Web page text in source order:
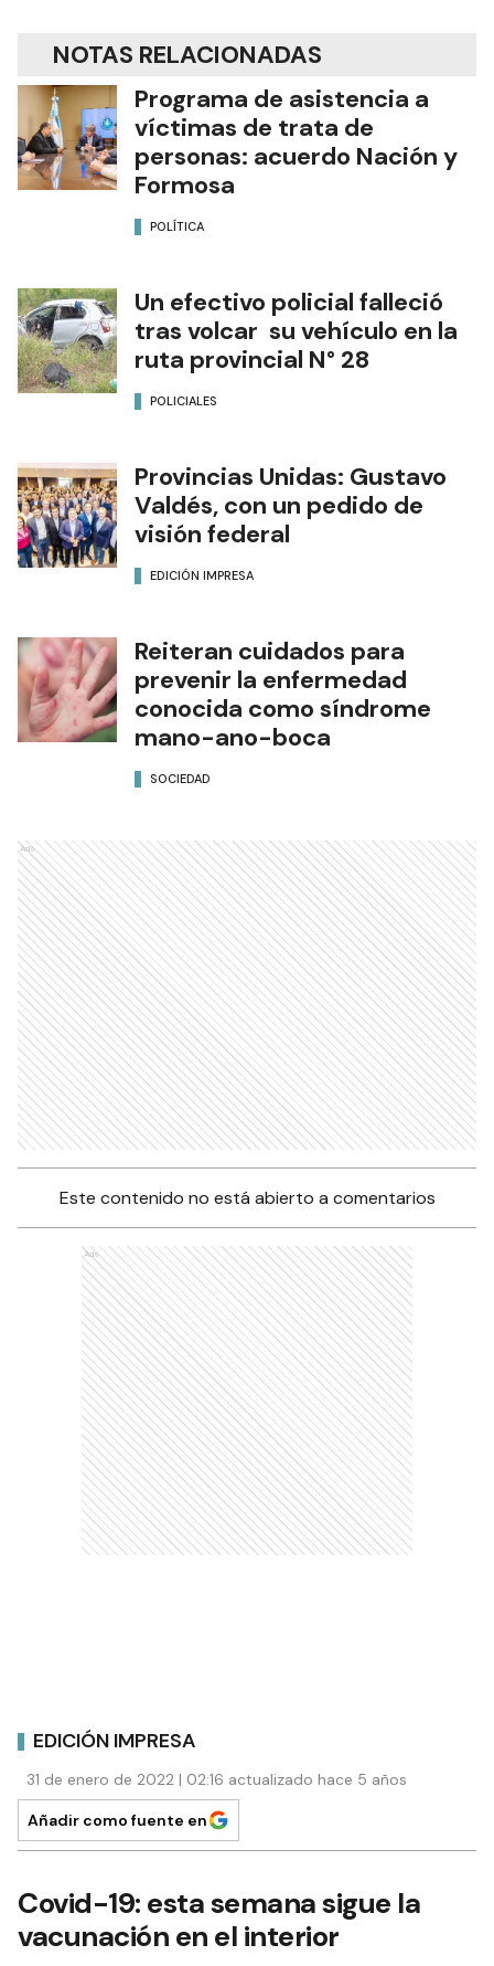
NOTAS RELACIONADAS
Programa de asistencia a
víctimas de trata de
personas: acuerdo Nación y
Formosa
POLÍTICA
Un efectivo policial falleció
tras volcar su vehículo en la
ruta provincial N° 28
POLICIALES
Provincias Unidas: Gustavo
Valdés, con un pedido de
visión federal
EDICIÓN IMPRESA
Reiteran cuidados para
prevenir la enfermedad
conocida como síndrome
mano-ano-boca
SOCIEDAD
Ads
Este contenido no está abierto a comentarios
Ads
EDICIÓN IMPRESA
31 de enero de 2022 | 02:16 actualizado hace 5 años
Añadir como fuente en
Covid-19: esta semana sigue la
vacunación en el interior